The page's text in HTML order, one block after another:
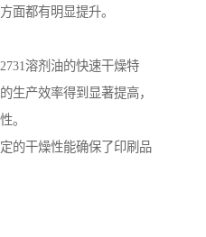
面都有明显提升。
溶剂油的快速干燥特
生产效率得到显著提高，
。
的干燥性能确保了印刷品